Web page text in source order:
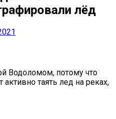
лёд
Водоломом, потому что
активно таять лед на реках,